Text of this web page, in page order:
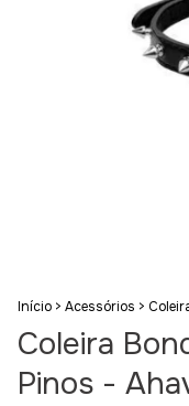
Início > Acessórios >
Coleira
Pinos -